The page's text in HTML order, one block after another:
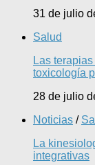
31 de julio
Salud
Las
toxicología
28 de julio
Noticias /
La
integrativas